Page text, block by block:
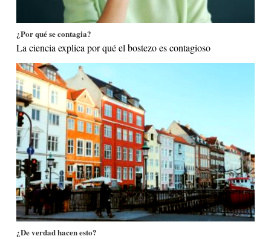
¿Por qué se contagia?
La ciencia explica por qué el bostezo es contagioso
¿De verdad hacen esto?